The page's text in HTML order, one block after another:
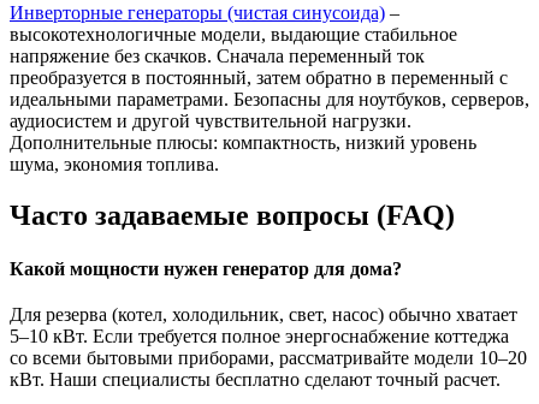
Инверторные генераторы (чистая синусоида) –
высокотехнологичные модели, выдающие стабильное
напряжение без скачков. Сначала переменный ток
преобразуется в постоянный, затем обратно в переменный с
идеальными параметрами. Безопасны для ноутбуков, серверов,
аудиосистем и другой чувствительной нагрузки.
Дополнительные плюсы: компактность, низкий уровень
шума, экономия топлива.
Часто задаваемые вопросы (FAQ)
Какой мощности нужен генератор для дома?
Для резерва (котел, холодильник, свет, насос) обычно хватает
5–10 кВт. Если требуется полное энергоснабжение коттеджа
со всеми бытовыми приборами, рассматривайте модели 10–20
кВт. Наши специалисты бесплатно сделают точный расчет.